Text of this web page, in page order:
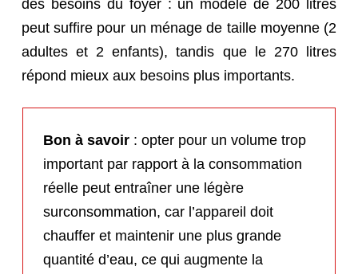
des besoins du foyer : un modèle de 200 litres
peut suffire pour un ménage de taille moyenne (2
adultes et 2 enfants), tandis que le 270 litres
répond mieux aux besoins plus importants.
Bon à savoir: opter pour un volume trop
important par rapport à la consommation
réelle peut entraîner une légère
surconsommation, car l’appareil doit
chauffer et maintenir une plus grande
quantité d’eau, ce qui augmente la